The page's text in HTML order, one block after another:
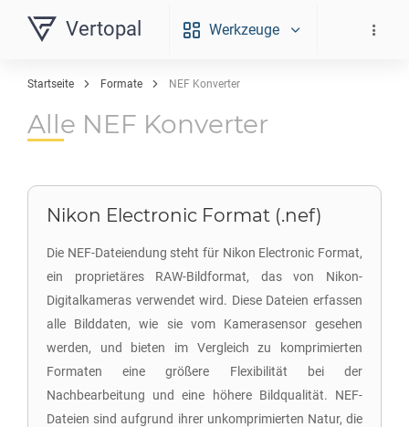
Vertopal Werkzeuge
Startseite Formate NEF Konverter
Alle NEF Konverter
Nikon Electronic Format (.nef)
Die NEF-Dateiendung steht für Nikon Electronic Format,
ein proprietäres RAW-Bildformat, das von Nikon-
Digitalkameras verwendet wird. Diese Dateien erfassen
alle Bilddaten, wie sie vom Kamerasensor gesehen
werden, und bieten im Vergleich zu komprimierten
Formaten eine größere Flexibilität bei der
Nachbearbeitung und eine höhere Bildqualität. NEF-
Dateien sind aufgrund ihrer unkomprimierten Natur, die